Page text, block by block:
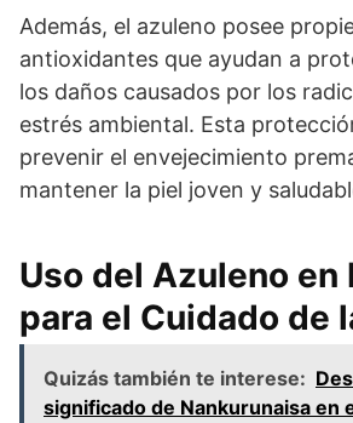
Además, el azuleno posee
antioxidantes que ayudan a
los daños causados por los
estrés ambiental. Esta
prevenir el envejecimiento
mantener la piel joven y
Uso del Azuleno en
para el Cuidado de
Quizás también te interese:
significado de Nankurunaisa en